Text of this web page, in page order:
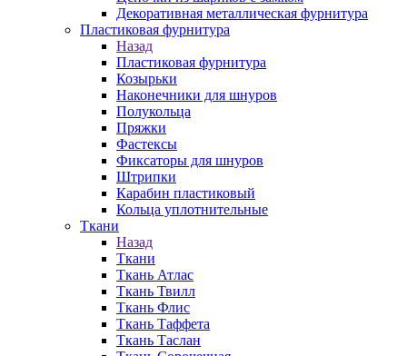
Декоративная металлическая фурнитура
Пластиковая фурнитура
Назад
Пластиковая фурнитура
Козырьки
Наконечники для шнуров
Полукольца
Пряжки
Фастексы
Фиксаторы для шнуров
Штрипки
Карабин пластиковый
Кольца уплотнительные
Ткани
Назад
Ткани
Ткань Атлас
Ткань Твилл
Ткань Флис
Ткань Таффета
Ткань Таслан